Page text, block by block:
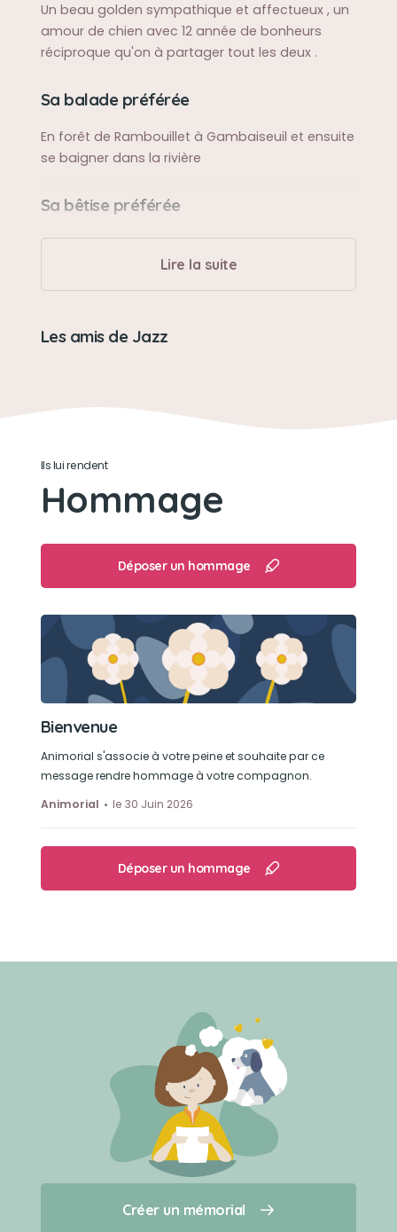
Créer un mémorial
Qui sommes-nous ?
Un beau golden sympathique et affectueux , un
amour de chien avec 12 année de bonheurs
réciproque qu'on à partager tout les deux .
Sa balade préférée
En forêt de Rambouillet à Gambaiseuil et ensuite
se baigner dans la rivière
Sa bêtise préférée
Se rouler sur la terre
Son caractère
Un brave chien, toujours à faire la fête aux gens
même aux inconnus, calme et jamais agressif
Des peluches qui font du bruit
A l'automne jouer avec les feuilles qui tombent
des arbres , se baigner dans les rivières et les
Lire la suite
Les amis de Jazz
Ils lui rendent
Hommage
Déposer un hommage
Bienvenue
Animorial s'associe à votre peine et souhaite par ce
message rendre hommage à votre compagnon.
Animorial
le 30 Juin 2026
Déposer un hommage
Créer un mémorial